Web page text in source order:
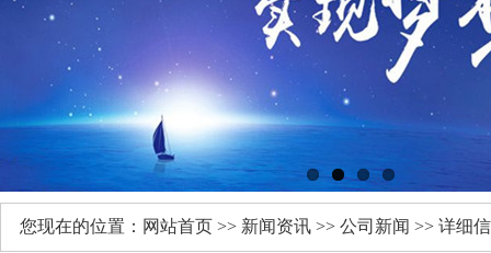
您现在的位置： 网站首页 >> 新闻资讯 >> 公司新闻 >> 详细